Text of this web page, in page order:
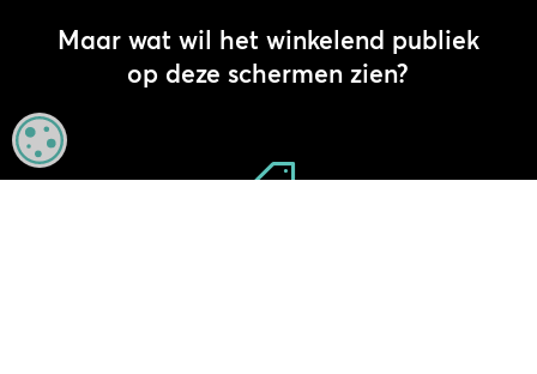
Maar wat wil het winkelend publiek
op deze schermen zien?

MANAGE PRIVACY